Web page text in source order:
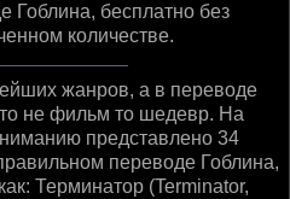
бесплатно без
количестве.
жанров, а в переводе
не фильм то шедевр. На
представлено 34
переводе Гоблина,
Терминатор (Terminator,